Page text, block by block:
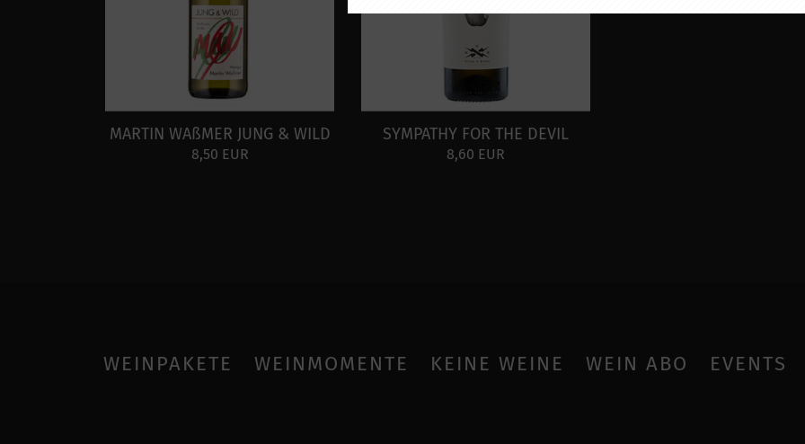
MARTIN WAßMER JUNG & WILD
8,50 EUR
SYMPATHY FOR THE DEVIL
8,60 EUR
WEINPAKETE WEINMOMENTE KEINE WEINE WEIN ABO EVENTS